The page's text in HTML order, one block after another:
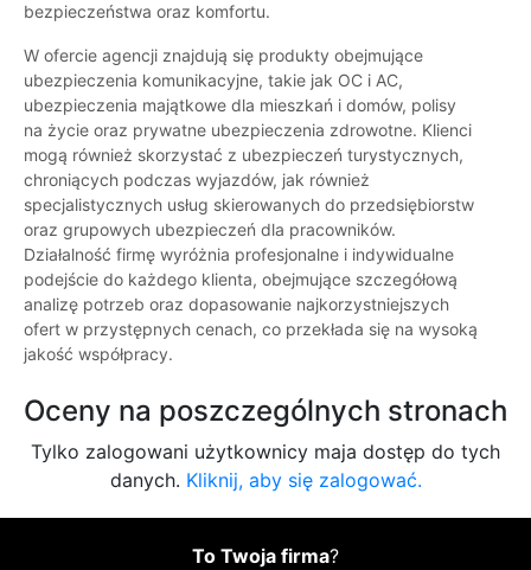
bezpieczeństwa oraz komfortu.
W ofercie agencji znajdują się produkty obejmujące
ubezpieczenia komunikacyjne, takie jak OC i AC,
ubezpieczenia majątkowe dla mieszkań i domów, polisy
na życie oraz prywatne ubezpieczenia zdrowotne. Klienci
mogą również skorzystać z ubezpieczeń turystycznych,
chroniących podczas wyjazdów, jak również
specjalistycznych usług skierowanych do przedsiębiorstw
oraz grupowych ubezpieczeń dla pracowników.
Działalność firmę wyróżnia profesjonalne i indywidualne
podejście do każdego klienta, obejmujące szczegółową
analizę potrzeb oraz dopasowanie najkorzystniejszych
ofert w przystępnych cenach, co przekłada się na wysoką
jakość współpracy.
Oceny na poszczególnych stronach
Tylko zalogowani użytkownicy maja dostęp do tych
danych. Kliknij, aby się zalogować.
To Twoja firma?